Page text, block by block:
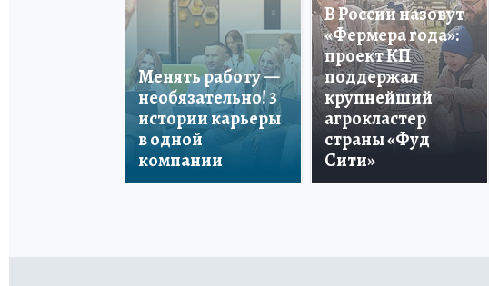
Менять работу —
необязательно! 3
истории карьеры
в одной
компании
В России назовут
«Фермера года»:
проект КП
поддержал
крупнейший
агрокластер
страны «Фуд
Сити»